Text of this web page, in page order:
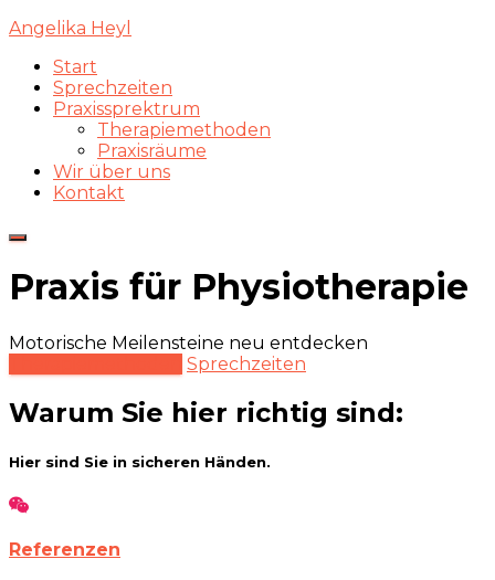
Angelika Heyl
Start
Sprechzeiten
Praxissprektrum
Therapiemethoden
Praxisräume
Wir über uns
Kontakt
Navigation
Praxis für Physiotherapie
Motorische Meilensteine neu entdecken
Sprechzeiten
Warum Sie hier richtig sind:
Hier sind Sie in sicheren Händen.
Referenzen